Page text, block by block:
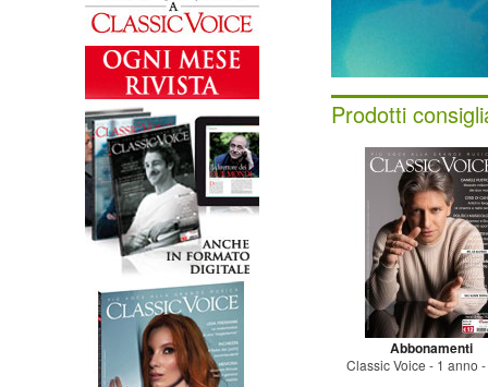
Prodotti
Abbonamenti
Classic Voice - 1 anno